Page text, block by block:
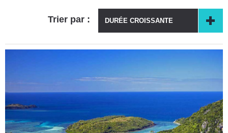
Trier par : DURÉE CROISSANTE